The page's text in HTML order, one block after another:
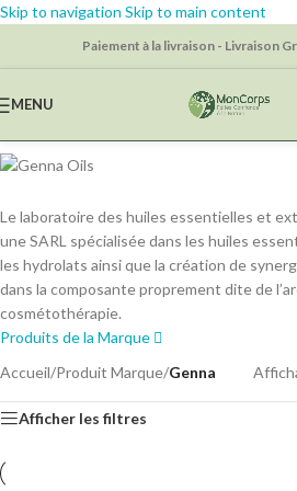
Skip to navigation Skip to main content
Paiement à la livraison - Livraison
MENU
Le laboratoire des huiles essentielles et
une SARL spécialisée dans les huiles
les hydrolats ainsi que la création de
dans la composante proprement dite de
cosmétothérapie.
Produits de la Marque
Accueil/Produit Marque/Genna
Afficher les filtres